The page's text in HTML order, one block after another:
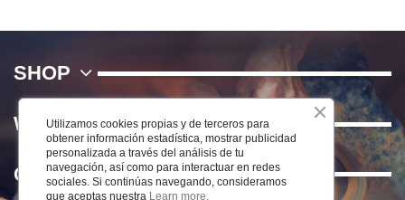
SHOP
WE
Contact us
Utilizamos cookies propias y de terceros para
obtener información estadística, mostrar publicidad
personalizada a través del análisis de tu
navegación, así como para interactuar en redes
sociales. Si continúas navegando, consideramos
que aceptas nuestra Learn more.